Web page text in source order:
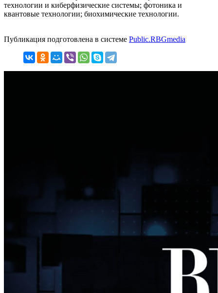
технологии и киберфизические системы; фотоника и
квантовые технологии; биохимические технологии.
Публикация подготовлена в системе Public.RBGmedia